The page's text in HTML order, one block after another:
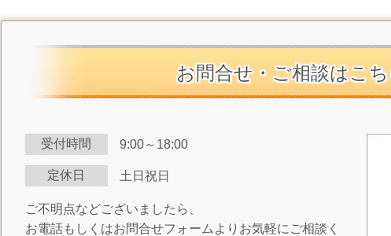
お問合せ・ご相談はこ
受付時間 9:00～18:00
定休日 土日祝日
ご不明点などございましたら、
お電話もしくはお問合せフォームよりお気軽にご相談く